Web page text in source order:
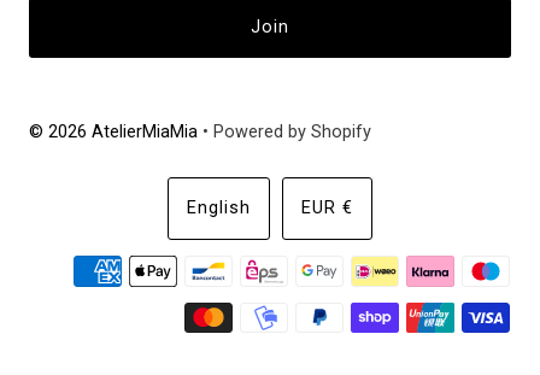
© 2026 AtelierMiaMia • Powered by Shopify
Language
English Currency
EUR €